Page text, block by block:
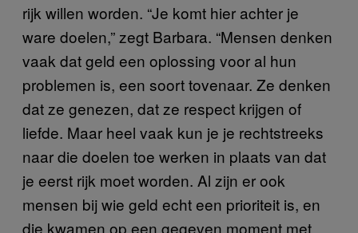
rijk willen worden. “Je komt hier achter je
ware doelen,” zegt Barbara. “Mensen denken
vaak dat geld een oplossing voor al hun
problemen is, een soort tovenaar. Ze denken
dat ze genezen, dat ze respect krijgen of
liefde. Maar heel vaak kun je je rechtstreeks
naar die doelen toe werken in plaats van dat
je eerst rijk moet worden. Al zijn er ook
mensen bij wie geld echt een prioriteit is, en
die kwamen op een gegeven moment met